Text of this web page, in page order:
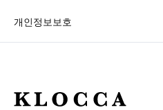
개인정보보호
K